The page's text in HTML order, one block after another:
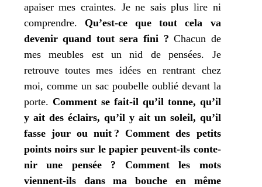
apai­sermes craintes. Jene sais plus lire ni
com­prendre. Qu’est-ce que tout cela va
deve­nir quand tout sera fini ? Chacun de
mesmeubles est un nid de pen­sées. Je
retrouve toutesmes idées en ren­trant chez
moi, comme un sac pou­belle oublié devant la
porte. Comment se fait-il qu’il tonne, qu’il
y ait des éclairs, qu’il y ait un soleil, qu’il
fasse jour ou nuit ? Comment des petits
points noirs sur le papier peuvent-ils conte­
nir une pen­sée ?
Comment les mots
viennent-ils dansma bouche en même